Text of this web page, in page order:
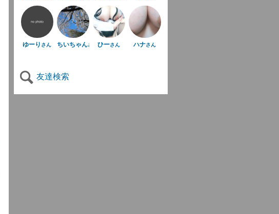
ゆーり さん ちいちゃんさんひーさん ハナさん
友達検索